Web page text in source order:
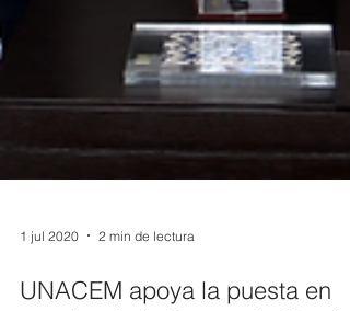
1 jul 2020 2 min de lectura